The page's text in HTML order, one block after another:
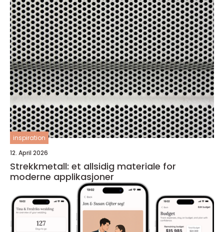
inspiration
12. April 2026
Strekkmetall: et allsidig materiale for
moderne applikasjoner